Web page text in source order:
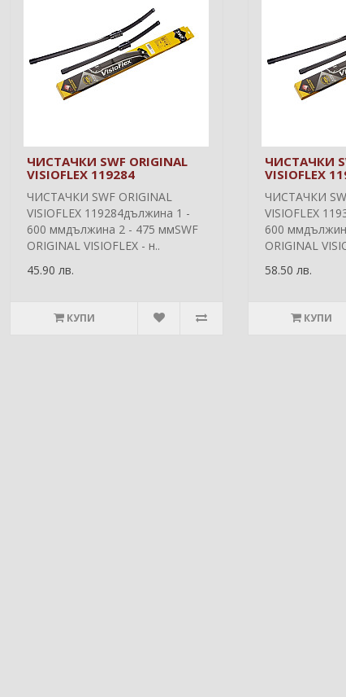
ЧИСТАЧКИ SWF ORIGINAL
VISIOFLEX 119284
ЧИСТАЧКИ SWF ORIGINAL
VISIOFLEX 119284дължина 1 -
600 ммдължина 2 - 475 ммSWF
ORIGINAL VISIOFLEX - н..
45.90 лв.
КУПИ
ЧИСТАЧКИ
VISIOFLEX
ЧИСТАЧКИ
VISIOFLEX
600
ORIGINAL
58.50 лв.
КУПИ